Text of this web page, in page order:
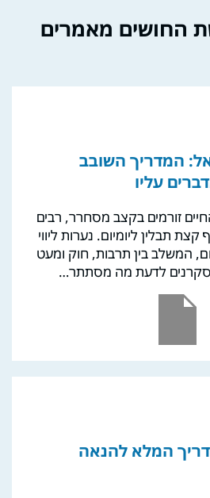
החושים מאמרים
המדריך השובב
עליו
זורמים בקצב מסחרר, רבים
תבלין ליומיום. נערות ליווי
המשלב בין תרבות, חוק ומעט
לדעת מה מסתתר…
המלא להנאה